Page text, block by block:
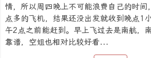
情，所以周四晚上不可能浪费自己的时间
点多的飞机，结果还没出发就收到晚点1
午2点之前能赶到。早上飞过去是南航，
靠谱，空姐也相对比较好看...